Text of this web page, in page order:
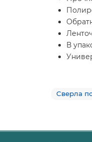
В
Сверла